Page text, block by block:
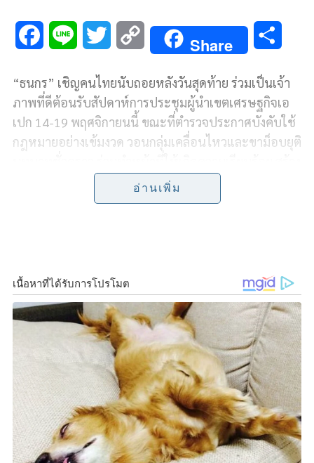
c
e
b
n
e
i
t
t
e
r
p
y
L
i
n
Share
a
r
e
“ธนกร” เชิญคนไทยนับถอยหลังวันสุดท้าย ร่วมเป็นเจ้า
ภาพที่ดีต้อนรับสัปดาห์การประชุมผู้นำเขตเศรษฐกิจเอ
เปก 14-19 พฤศจิกายนนี้ ขณะที่ตำรวจประกาศบังคับใช้
กฎหมายอย่างเข้มงวด วอนกลุ่มเคลื่อนไหวและขาม็อบยุติ
ความประทับใจให้กับผู้เข้าร่วมประชุม
ซึ่งในวันพรุ่งนี้ ก็จะเข้าสู่ช่วงสัปดาห์การประชุมผู้นำเขต
เศรษฐกิจเอเปก ที่จะมีขึ้นระหว่างวันที่ 14-19
พฤศจิกายน 2565 ณ ศูนย์การประชุมแห่งชาติสิริกิติ์
ซึ่งพลเอก ประยุทธ์ จันทร์โอชา นายกรัฐมนตรีและ
รัฐมนตรีว่าการกระทรวงกลาโหม มั่นใจประเทศไทยได้
เตรียมการต่างๆ ด้วยความรอบคอบ เน้นความปลอดภัย
และสร้างความประทับใจให้กับผู้นำจาก 21 เขตเศรษฐกิจ
ซึ่งรวมทั้ง นักธุรกิจ นักลงทุน นักท่องเที่ยว ที่จะเดินทาง
เข้าไทยเป็นจำนวนมาก
อ่านเพิ่ม